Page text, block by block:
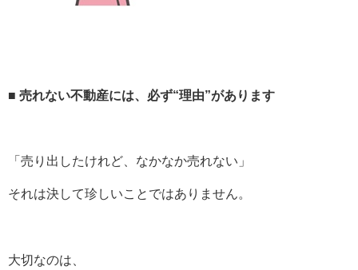
■ 売れない不動産には、必ず“理由”があります
「売り出したけれど、なかなか売れない」
それは決して珍しいことではありません。
大切なのは、